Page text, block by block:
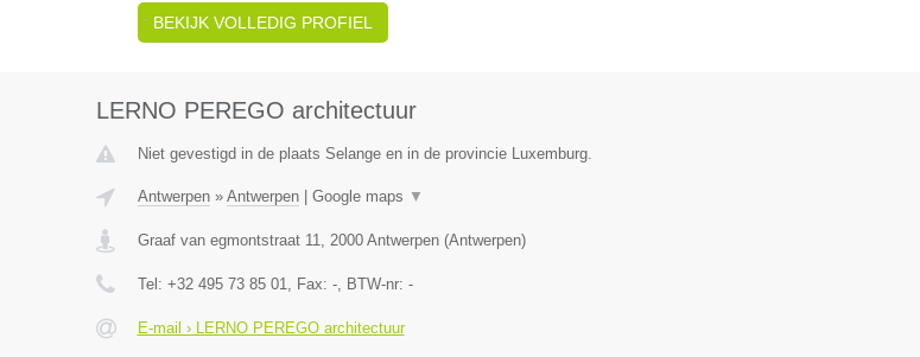
BEKIJK VOLLEDIG PROFIEL
LERNO PEREGO architectuur
Niet gevestigd in de plaats Selange en in de provincie Luxemburg.
Antwerpen» Antwerpen| Google maps ▼
Graaf van egmontstraat 11, 2000 Antwerpen(Antwerpen)
Tel: +32 495 73 85 01, Fax: -, BTW-nr: -
E-mail › LERNO PEREGO architectuur